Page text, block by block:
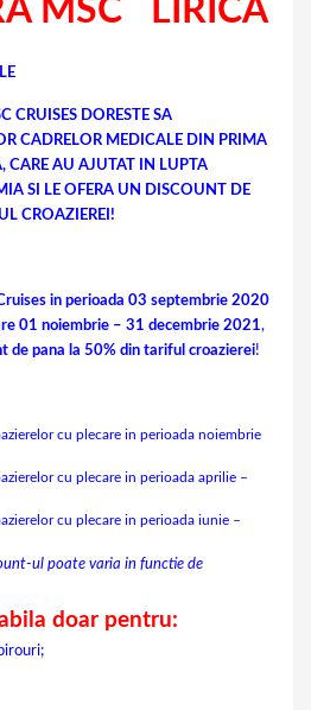
MSC LIRICA
CRUISES DORESTE SA
CADRELOR MEDICALE DIN PRIMA
CARE AU AJUTAT IN LUPTA
SI LE OFERA UN DISCOUNT DE
CROAZIEREI!
in perioada 03 septembrie 2020
01 noiembrie – 31 decembrie 2021,
de pana la 50% din tariful croazierei!
cu plecare in perioada noiembrie
cu plecare in perioada aprilie –
cu plecare in perioada iunie –
ul poate varia in functie de
doar pentru: